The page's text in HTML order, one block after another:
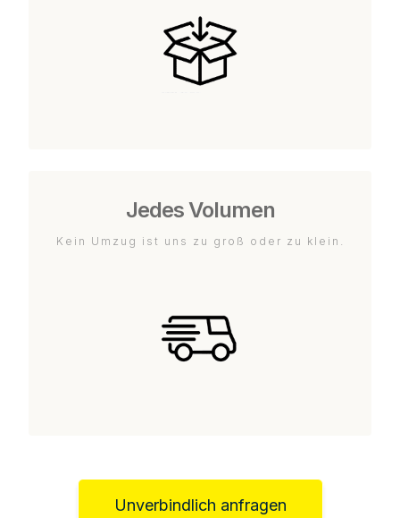
Jedes Volumen
Kein Umzug ist uns zu groß oder zu klein.
Unverbindlich anfragen